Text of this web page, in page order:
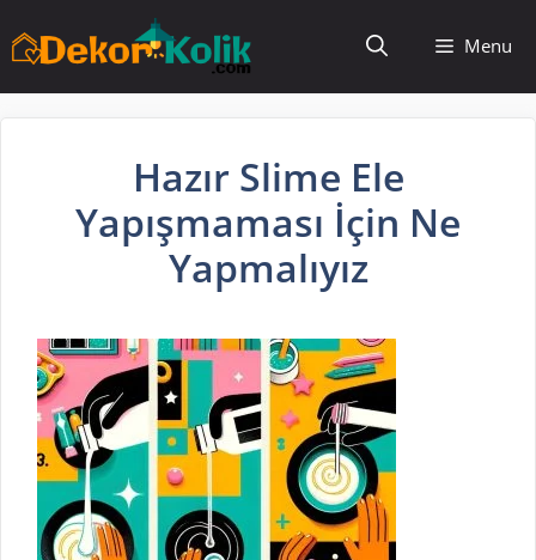
atla
Menu
Hazır Slime Ele
Yapışmaması İçin Ne
Yapmalıyız